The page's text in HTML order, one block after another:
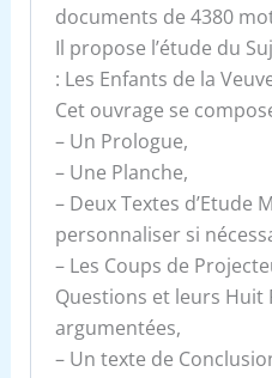
documents de 4380
Il propose l’étude du
: Les Enfants de la
Cet ouvrage se
– Un Prologue,
– Une Planche,
– Deux Textes d’Etude
personnaliser si
– Les Coups de
Questions et leurs Huit
argumentées,
– Un texte de